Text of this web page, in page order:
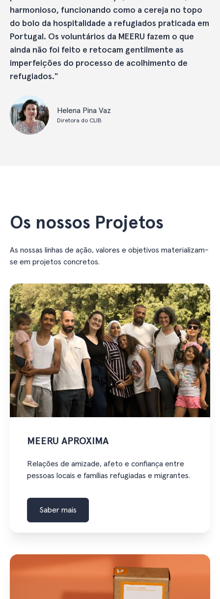
harmonioso, funcionando como a cereja no topo
do bolo da hospitalidade a refugiados praticada em
Portugal. Os voluntários da MEERU fazem o que
ainda não foi feito e retocam gentilmente as
imperfeições do processo de acolhimento de
refugiados."
Helena Pina Vaz
Diretora do CLIB
Os nossos Projetos
As nossas linhas de ação, valores e objetivos materializam-
se em projetos concretos.
MEERU APROXIMA
Relações de amizade, afeto e confiança entre
pessoas locais e famílias refugiadas e migrantes.
Saber mais